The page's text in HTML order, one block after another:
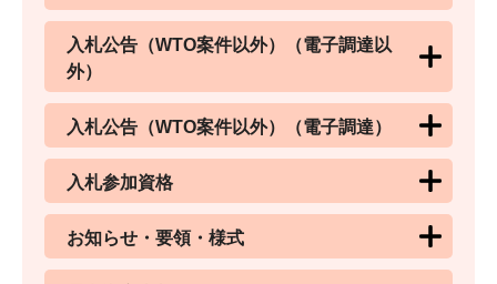
入札公告（WTO案件以外）（電子調達以
外）
入札公告（WTO案件以外）（電子調達）
入札参加資格
お知らせ・要領・様式